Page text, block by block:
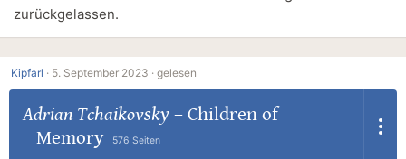
zurückgelassen.
Kipfarl · 5. September 2023 · gelesen
Adrian Tchaikovsky– Children of
Memory
576 Seiten